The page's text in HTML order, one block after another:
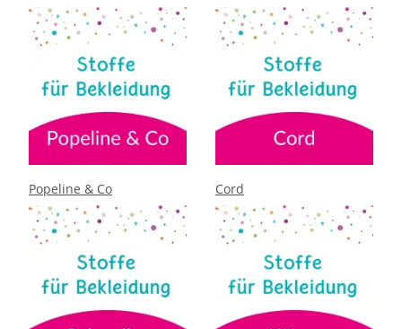
Popeline & Co Cord